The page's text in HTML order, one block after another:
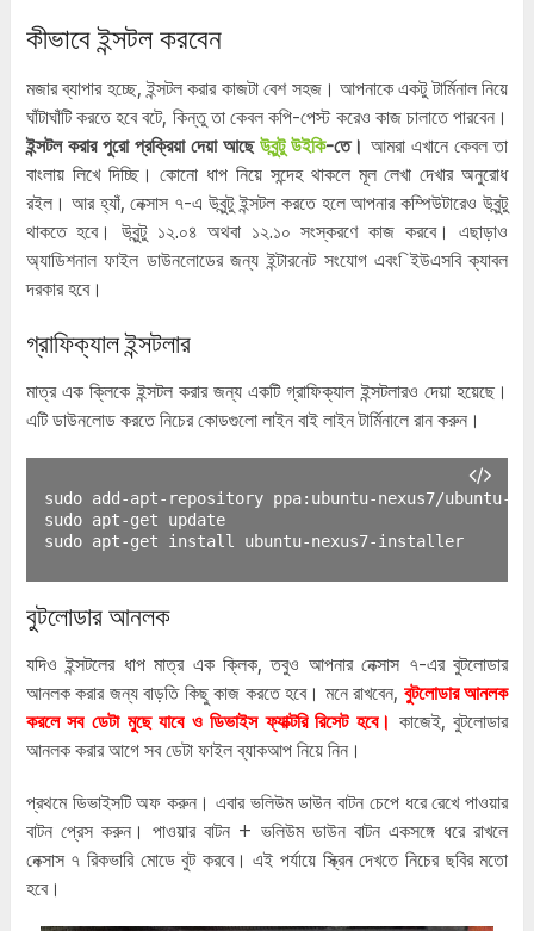
কীভাবে ইন্সটল করবেন
মজার ব্যাপার হচ্ছে, ইন্সটল করার কাজটা বেশ সহজ। আপনাকে একটু টার্মিনাল নিয়ে
ঘাঁটাঘাঁটি করতে হবে বটে, কিন্তু তা কেবল কপি-পেস্ট করেও কাজ চালাতে পারবেন।
ইন্সটল করার পুরো প্রক্রিয়া দেয়া আছেউবুন্টু উইকি-তে। আমরা এখানে কেবল তা
বাংলায় লিখে দিচ্ছি। কোনো ধাপ নিয়ে সন্দেহ থাকলে মূল লেখা দেখার অনুরোধ
রইল। আর হ্যাঁ, নেক্সাস ৭-এ উবুন্টু ইন্সটল করতে হলে আপনার কম্পিউটারেও উবুন্টু
থাকতে হবে। উবুন্টু ১২.০৪ অথবা ১২.১০ সংস্করণে কাজ করবে। এছাড়াও
অ্যাডিশনাল ফাইল ডাউনলোডের জন্য ইন্টারনেট সংযোগ এবং িইউএসবি ক্যাবল
দরকার হবে।
গ্রাফিক্যাল ইন্সটলার
মাত্র এক ক্লিকে ইন্সটল করার জন্য একটি গ্রাফিক্যাল ইন্সটলারও দেয়া হয়েছে।
এটি ডাউনলোড করতে নিচের কোডগুলো লাইন বাই লাইন টার্মিনালে রান করুন।
sudo add-apt-repository ppa:ubuntu-nexus7/ubuntu-
sudo apt-get update
sudo apt-get install ubuntu-nexus7-installer
বুটলোডার আনলক
যদিও ইন্সটলের ধাপ মাত্র এক ক্লিক, তবুও আপনার নেক্সাস ৭-এর বুটলোডার
আনলক করার জন্য বাড়তি কিছু কাজ করতে হবে। মনে রাখবেন, বুটলোডার আনলক
করলে সব ডেটা মুছে যাবে ও ডিভাইস ফ্যাক্টরি রিসেট হবে। কাজেই, বুটলোডার
আনলক করার আগে সব ডেটা ফাইল ব্যাকআপ নিয়ে নিন।
প্রথমে ডিভাইসটি অফ করুন। এবার ভলিউম ডাউন বাটন চেপে ধরে রেখে পাওয়ার
বাটন প্রেস করুন। পাওয়ার বাটন + ভলিউম ডাউন বাটন একসঙ্গে ধরে রাখলে
নেক্সাস ৭ রিকভারি মোডে বুট করবে। এই পর্যায়ে স্ক্রিন দেখতে নিচের ছবির মতো
হবে।